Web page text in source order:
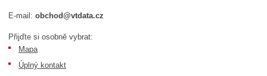
E-mail:obchod@vtdata.cz
Přijďte si osobně vybrat:
Mapa
Úplný kontakt